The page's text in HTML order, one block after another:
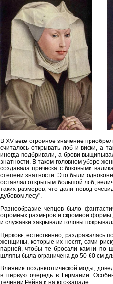
В XV веке огромное значение
считалось открывать лоб и виски, а
иногда подбривали, а брови
знатности. В таком головном уборе
создавала прическа с боковыми
степени знатности. Это были
оставлял открытым большой лоб,
таких размеров, что дали повод
дубовом лесу".
Разнообразие чепцов было
огромных размеров и скромной формы,
и служанки закрывали головы
Церковь, естественно, раздражалась
женщины, которые их носят, сами
парней, чтобы те бросали камни по
шляпы была ограничена до 50-60 см
Влияние позднеготической моды,
в первую очередь в Германии.
течении Рейна и на юго-западе.